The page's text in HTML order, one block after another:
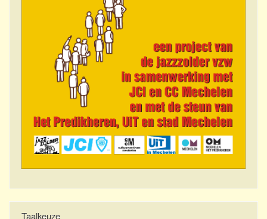
Taalkeuze